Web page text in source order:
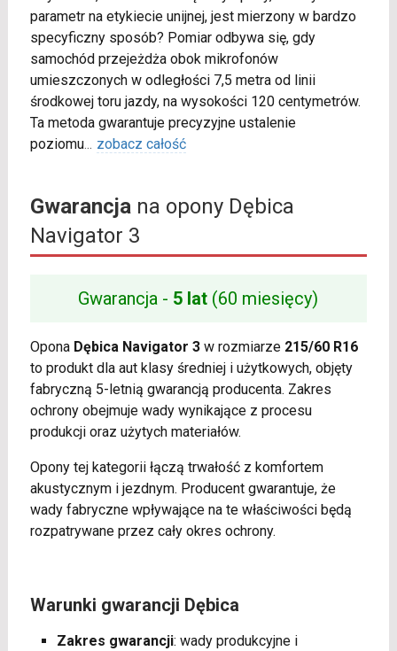
parametr na etykiecie unijnej, jest mierzony w bardzo
specyficzny sposób? Pomiar odbywa się, gdy
samochód przejeżdża obok mikrofonów
umieszczonych w odległości 7,5 metra od linii
środkowej toru jazdy, na wysokości 120 centymetrów.
Ta metoda gwarantuje precyzyjne ustalenie
poziomu... zobacz całość
Gwarancjana opony Dębica
Navigator 3
Gwarancja - 5 lat (60 miesięcy)
Opona Dębica Navigator 3w rozmiarze 215/60 R16
to produkt dla aut klasy średniej i użytkowych, objęty
fabryczną 5-letnią gwarancją producenta. Zakres
ochrony obejmuje wady wynikające z procesu
produkcji oraz użytych materiałów.
Opony tej kategorii łączą trwałość z komfortem
akustycznym i jezdnym. Producent gwarantuje, że
wady fabryczne wpływające na te właściwości będą
rozpatrywane przez cały okres ochrony.
Warunki gwarancji Dębica
Zakres gwarancji: wady produkcyjne i